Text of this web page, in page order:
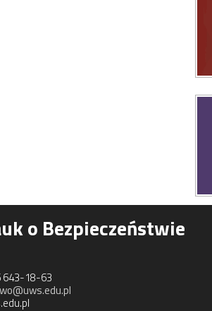
o Bezpieczeństwie
643-18-63